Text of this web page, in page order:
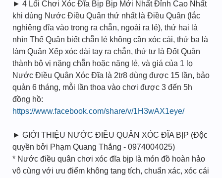
► 4 Lối Chơi Xóc Đĩa Bịp Bịp Mới Nhất Đỉnh Cao Nhất
khi dùng Nước Điều Quân thứ nhất là Điều Quân (lắc
nghiêng đĩa vào trong ra chẵn, ngoài ra lẻ), thứ hai là
nhìn Thế Quân biết chẵn lẻ không cần xóc cái, thứ ba là
làm Quân Xếp xóc dài tay ra chẵn, thứ tư là Đốt Quân
thành bộ vị nặng chẵn hoặc nặng lẻ, và giá của 1 lọ
Nước Điều Quân Xóc Đĩa là 2tr8 dùng được 15 lần, bảo
quản 6 tháng, mỗi lần thoa vào chơi được 3 đến 5h
đồng hồ:
https://www.facebook.com/share/v/1H3wAX1eye/
► GIỚI THIỆU NƯỚC ĐIỀU QUÂN XÓC ĐĨA BỊP (Độc
quyền bởi Phạm Quang Thắng - 0974004025)
* Nước điều quân chơi xóc đĩa bịp là món đồ hoàn hảo
vô cùng với ưu điểm không tang tích, chuẩn xác, xóc cái